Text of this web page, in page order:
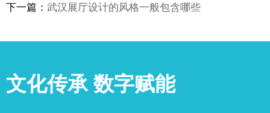
下一篇： 武汉展厅设计的风格一般包含哪些
文化传承 数字赋能